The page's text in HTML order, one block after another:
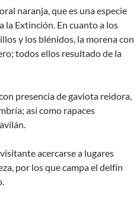
naranja, que es una especie
la Extinción. En cuanto a los
y los blénidos, la morena con
todos ellos resultado de la
presencia de gaviota reidora,
así como rapaces
acercarse a lugares
por los que campa el delfín